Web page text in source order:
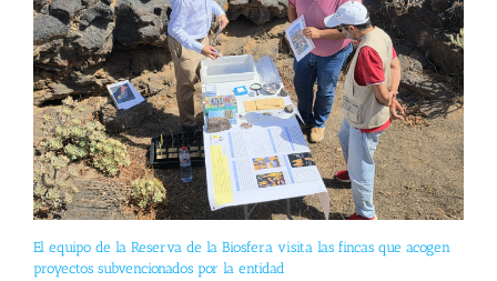
El equipo de la Reserva de la Biosfera visita las fincas que acogen
proyectos subvencionados por la entidad